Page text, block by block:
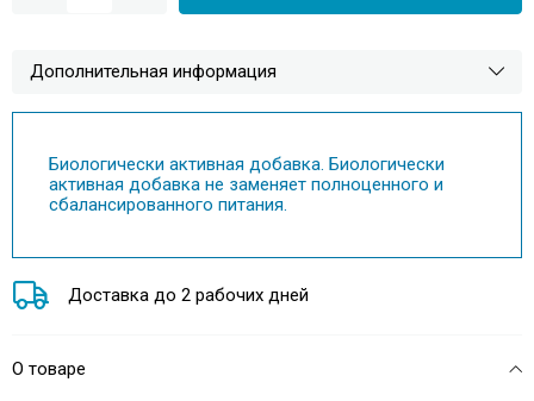
Дополнительная информация
Биологически активная добавка. Биологически
активная добавка не заменяет полноценного и
сбалансированного питания.
Доставка до 2 рабочих дней
О товаре